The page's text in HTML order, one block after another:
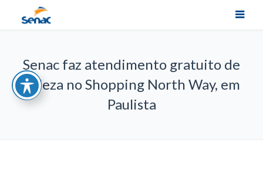
Senac faz atendimento gratuito de
beleza no Shopping North Way, em
Paulista